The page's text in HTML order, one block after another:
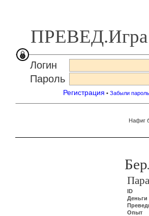
ПРЕВЕД.Игра
Логин
Пароль
Регистрация • Забыли
Нафиг
ID
Деньги
Опыт